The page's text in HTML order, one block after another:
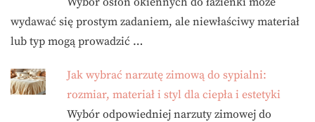
wydawać się prostym zadaniem, ale niewłaściwy materiał
lub typ mogą prowadzić …
Jak wybrać narzutę zimową do sypialni:
rozmiar, materiał i styl dla ciepła i estetyki
Wybór odpowiedniej narzuty zimowej do